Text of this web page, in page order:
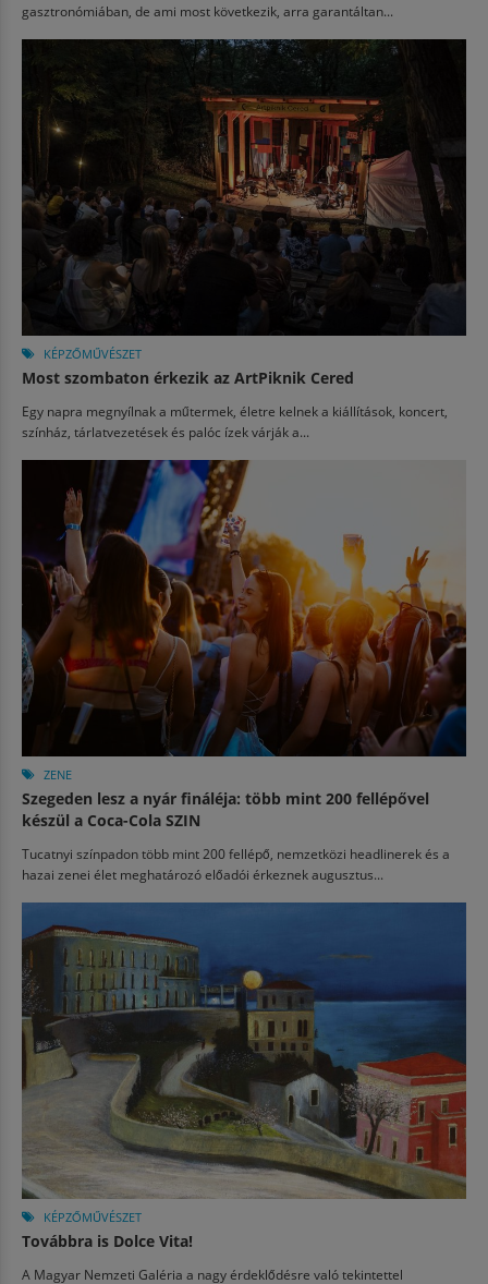
gasztronómiában, de ami most következik, arra garantáltan...
KÉPZŐMŰVÉSZET
Most szombaton érkezik az ArtPiknik Cered
Egy napra megnyílnak a műtermek, életre kelnek a kiállítások, koncert,
színház, tárlatvezetések és palóc ízek várják a...
ZENE
Szegeden lesz a nyár fináléja: több mint 200 fellépővel
készül a Coca-Cola SZIN
Tucatnyi színpadon több mint 200 fellépő, nemzetközi headlinerek és a
hazai zenei élet meghatározó előadói érkeznek augusztus...
KÉPZŐMŰVÉSZET
Továbbra is Dolce Vita!
A Magyar Nemzeti Galéria a nagy érdeklődésre való tekintettel